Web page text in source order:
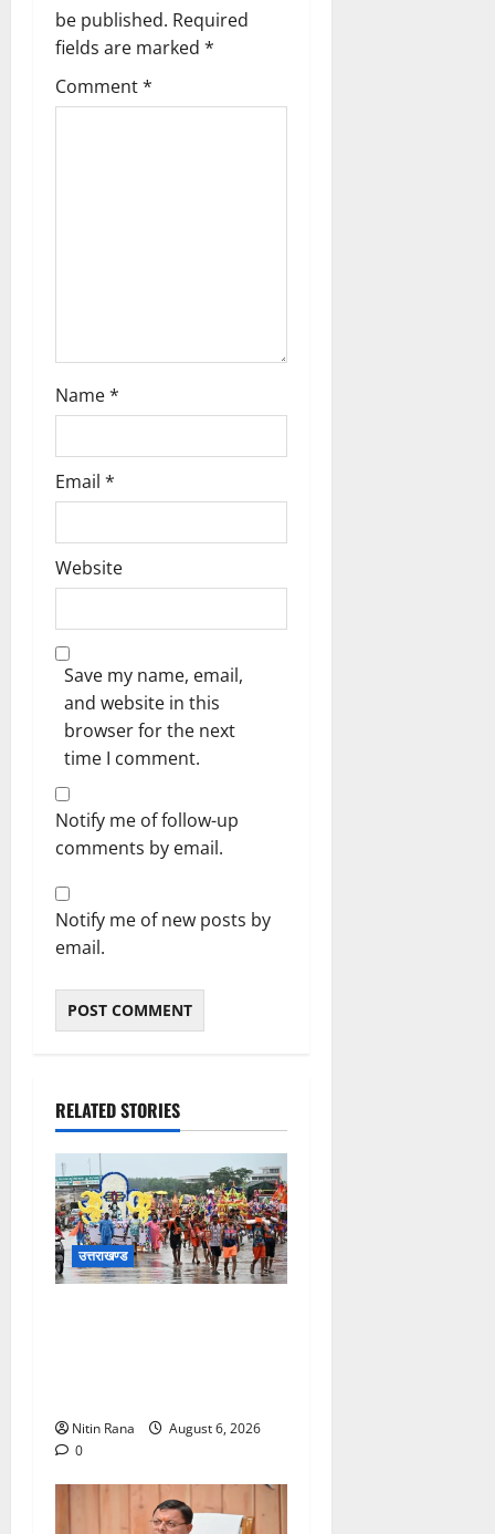
a
t
be published. Required
fields are marked *
Comment*
Name*
Email *
Website
Save my name, email,
and website in this
browser for the next
time I comment.
Notify me of follow-up
comments by email.
Notify me of new posts by
email.
RELATED STORIES
उत्तराखण्ड
Nitin Rana
August 6, 2026
0